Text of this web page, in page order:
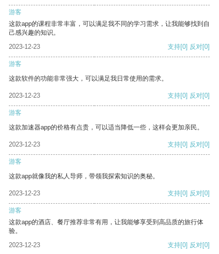
游客
这款app的课程非常丰富，可以满足我不同的学习需求，让我能够找到自
己感兴趣的知识。
2023-12-23
支持[0] 反对[0]
游客
这款软件的功能非常强大，可以满足我日常使用的需求。
2023-12-23 支持[0] 反对[0]
游客
这款加速器app的价格有点贵，可以适当降低一些，这样会更加亲民。
2023-12-23 支持[0] 反对[0]
游客
这款app就像我的私人导师，带领我探索知识的奥秘。
2023-12-23 支持[0] 反对[0]
游客
这款app的酒店、餐厅推荐非常有用，让我能够享受到高品质的旅行体
验。
2023-12-23
支持[0] 反对[0]